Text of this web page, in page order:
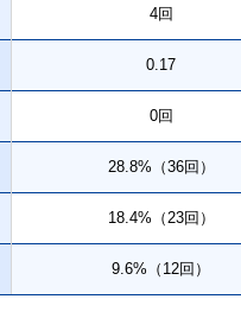
4回
0.17
0回
28.8%（36回）
18.4%（23回）
9.6%（12回）